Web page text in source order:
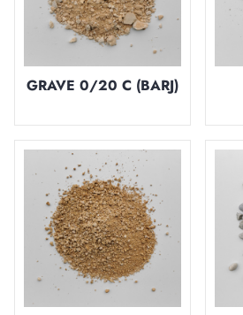
GRAVE 0/20 C (BARJ)